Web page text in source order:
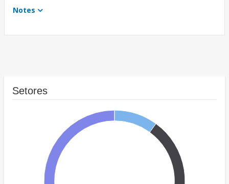
Notes
Setores